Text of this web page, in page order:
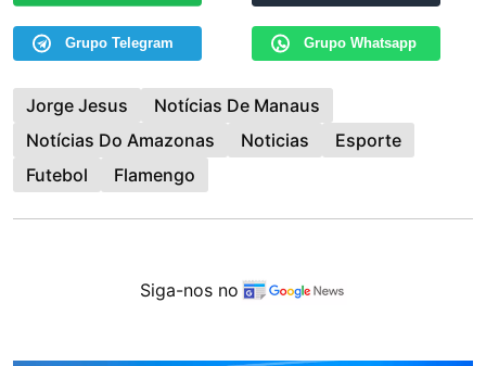
Grupo Telegram Grupo Whatsapp
Jorge Jesus
Notícias De Manaus
Notícias Do Amazonas
Noticias
Esporte
Futebol
Flamengo
Siga-nos no